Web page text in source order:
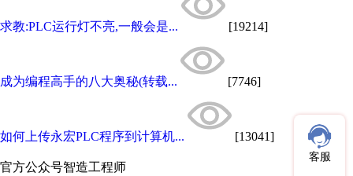
求教:PLC运行灯不亮,一般会是... [19214]
成为编程高手的八大奥秘(转载... [7746]
如何上传永宏PLC程序到计算机... [13041]
官方公众号智造工程师
客服